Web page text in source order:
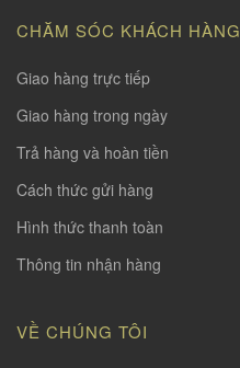
CHĂM SÓC KHÁCH HÀNG
Giao hàng trực tiếp
Giao hàng trong ngày
Trả hàng và hoàn tiền
Cách thức gửi hàng
Hình thức thanh toàn
Thông tin nhận hàng
VỀ CHÚNG TÔI